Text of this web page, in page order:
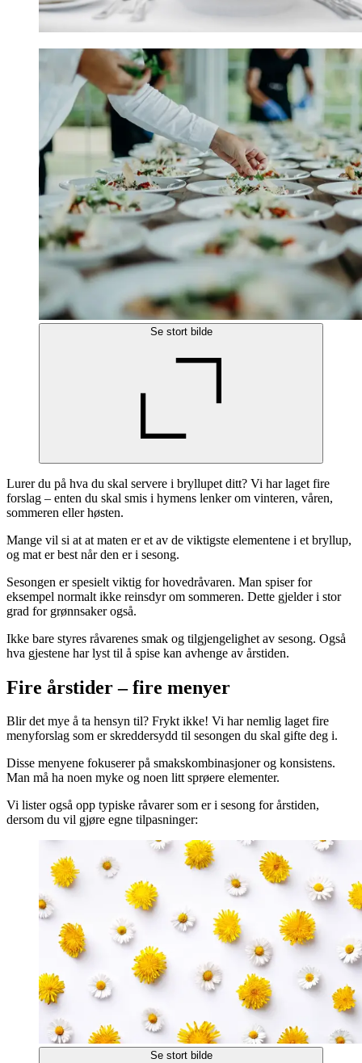
Se stort bilde
Lurer du på hva du skal servere i bryllupet ditt? Vi har laget fire
forslag – enten du skal smis i hymens lenker om vinteren, våren,
sommeren eller høsten.
Mange vil si at at maten er et av de viktigste elementene i et bryllup,
og mat er best når den er i sesong.
Sesongen er spesielt viktig for hovedråvaren. Man spiser for
eksempel normalt ikke reinsdyr om sommeren. Dette gjelder i stor
grad for grønnsaker også.
Ikke bare styres råvarenes smak og tilgjengelighet av sesong. Også
hva gjestene har lyst til å spise kan avhenge av årstiden.
Fire årstider – fire menyer
Blir det mye å ta hensyn til? Frykt ikke! Vi har nemlig laget fire
menyforslag som er skreddersydd til sesongen du skal gifte deg i.
Disse menyene fokuserer på smakskombinasjoner og konsistens.
Man må ha noen myke og noen litt sprøere elementer.
Vi lister også opp typiske råvarer som er i sesong for årstiden,
dersom du vil gjøre egne tilpasninger:
Se stort bilde